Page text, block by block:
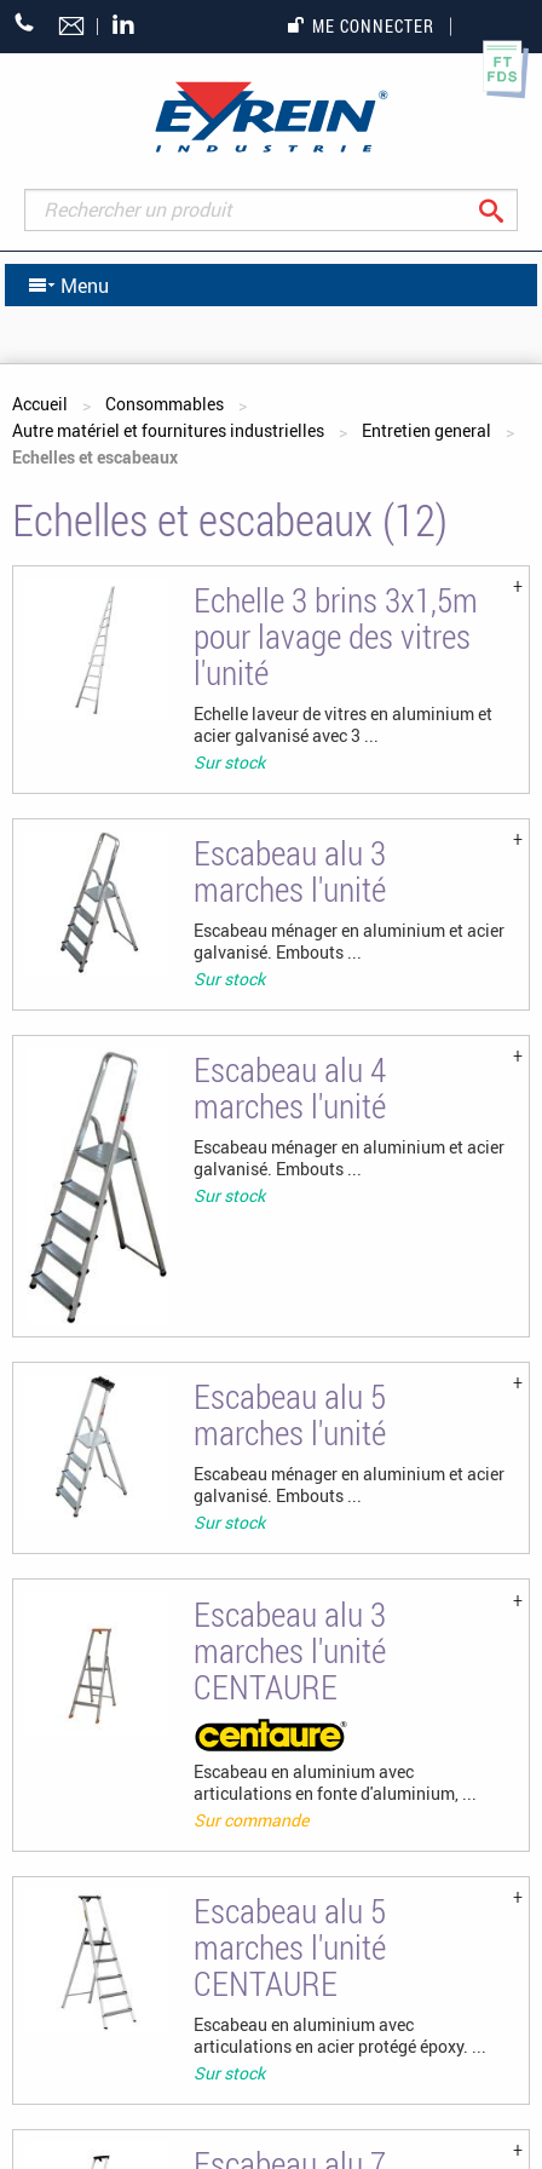
+33
(0)5
ME CONNECTER
Menu
Vous êtes ici
Accueil
Consommables
Autre matériel et fournitures industrielles
Entretien general
Echelles et escabeaux
Echelles et escabeaux (12)
Echelle 3 brins 3x1,5m
pour lavage des vitres
l'unité
Echelle laveur de vitres en aluminium et
acier galvanisé avec 3 ...
Sur stock
Escabeau alu 3
marches l'unité
Escabeau ménager en aluminium et acier
galvanisé. Embouts ...
Sur stock
Escabeau alu 4
marches l'unité
Escabeau ménager en aluminium et acier
galvanisé. Embouts ...
Sur stock
Escabeau alu 5
marches l'unité
Escabeau ménager en aluminium et acier
galvanisé. Embouts ...
Sur stock
Escabeau alu 3
marches l'unité
CENTAURE
Escabeau en aluminium avec
articulations en fonte d'aluminium, ...
Sur commande
Escabeau alu 5
marches l'unité
CENTAURE
Escabeau en aluminium avec
articulations en acier protégé époxy. ...
Sur stock